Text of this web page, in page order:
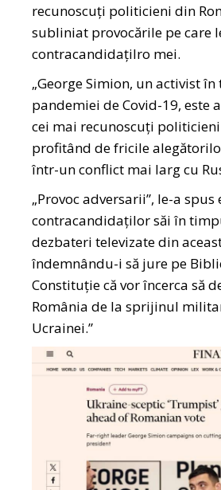
recunoscuți politicieni din
subliniat provocările pe care
contracandidațilro mei.
„George Simion, un activist
pandemiei de Covid-19, este
cei mai recunoscuți
profitând de fricile
într-un conflict mai larg cu
„Provoc adversarii”, le-a spus
contracandidaților săi în
dezbateri televizate din
îndemnându-i să jure pe
Constituție că vor încerca să
România de la sprijinul
Ucrainei.”